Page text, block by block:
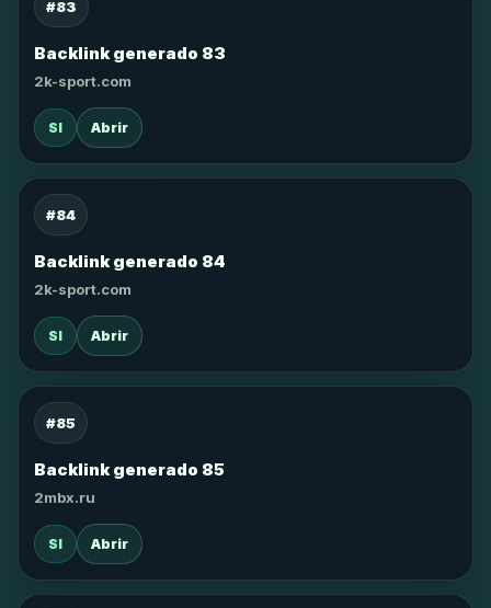
#83
Backlink generado 83
2k-sport.com
SI Abrir
#84
Backlink generado 84
2k-sport.com
SI Abrir
#85
Backlink generado 85
2mbx.ru
SI Abrir